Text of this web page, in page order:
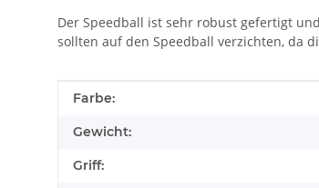
Der Speedball ist sehr robust gefertigt
sollten auf den Speedball verzichten, da
Produkteigenschaft
Wert
Farbe:
Gewicht:
Griff: